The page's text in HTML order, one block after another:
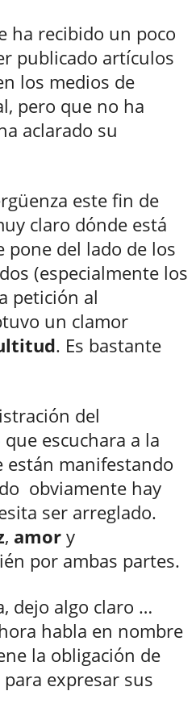
ha recibido un poco
publicado artículos
los medios de
pero que no ha
aclarado su
este fin de
claro dónde está
pone del lado de los
(especialmente los
petición al
un clamor
. Es bastante
del
que escuchara a la
están manifestando
obviamente hay
ser arreglado.
, amor y
por ambas partes.
dejo algo claro …
habla en nombre
la obligación de
expresar sus